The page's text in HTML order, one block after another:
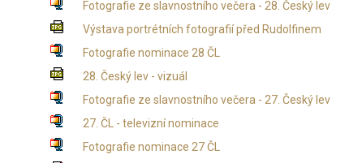
Fotografie ze slavnostního večera - 28. Český lev
Výstava portrétních fotografií před Rudolfinem
Fotografie nominace 28 ČL
28. Český lev - vizuál
Fotografie ze slavnostního večera - 27. Český lev
27. ČL - televizní nominace
Fotografie nominace 27 ČL